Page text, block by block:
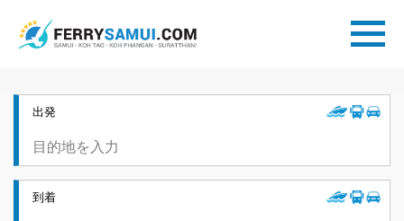
出発
到着